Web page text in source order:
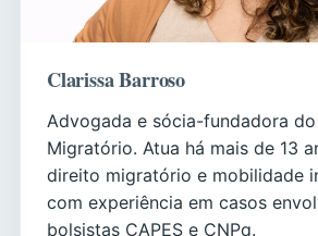
Clarissa Barroso
Advogada e sócia-fundadora do
Migratório. Atua há mais de 13
direito migratório e mobilidade
com experiência em casos
bolsistas CAPES e CNPq.